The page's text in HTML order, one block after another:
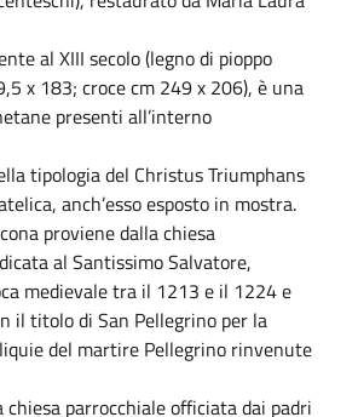
al XIII secolo (legno di pioppo
x 183; croce cm 249 x 206), è una
presenti all’interno
tipologia del Christus Triumphans
anch’esso esposto in mostra.
proviene dalla chiesa
al Santissimo Salvatore,
medievale tra il 1213 e il 1224 e
il titolo di San Pellegrino per la
del martire Pellegrino rinvenute
chiesa parrocchiale officiata dai padri